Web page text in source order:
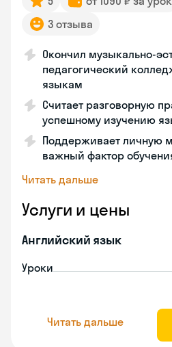
3 отзыва
Окончил музыкально-
педагогический
языкам
Считает разговорную
успешному изучению
Поддерживает личную
важный фактор
Читать дальше
Услуги и цены
Английский язык
Уроки
Читать дальше